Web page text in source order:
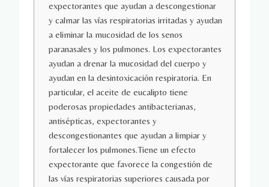
expectorantes que ayudan a descongestionar
y calmar las vías respiratorias irritadas y ayudan
a eliminar la mucosidad de los senos
paranasales y los pulmones. Los expectorantes
ayudan a drenar la mucosidad del cuerpo y
ayudan en la desintoxicación respiratoria. En
particular, el aceite de eucalipto tiene
poderosas propiedades antibacterianas,
antisépticas, expectorantes y
descongestionantes que ayudan a limpiar y
fortalecer los pulmones.Tiene un efecto
expectorante que favorece la congestión de
las vías respiratorias superiores causada por